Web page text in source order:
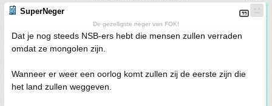
SuperNeger
De gezelligste neger van FOK!
Dat je nog steeds NSB-ers hebt die mensen zullen verraden
omdat ze mongolen zijn.
Wanneer er weer een oorlog komt zullen zij de eerste zijn die
het land zullen weggeven.